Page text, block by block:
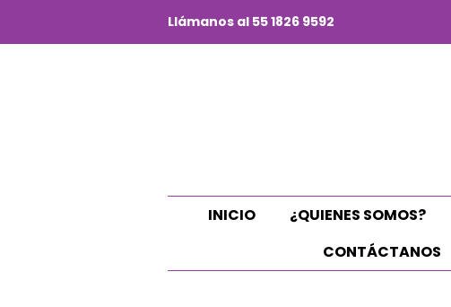
Llámanos al 55 1826 9592
INICIO ¿QUIENES SOMOS?
CONTÁCTANOS